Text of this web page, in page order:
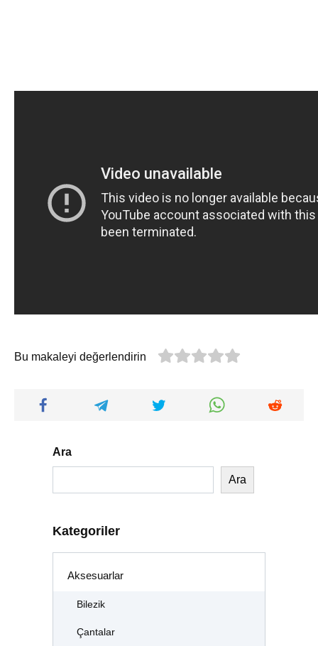
Bu makaleyi değerlendirin
Ara
Ara
Kategoriler
Aksesuarlar
Bilezik
Çantalar